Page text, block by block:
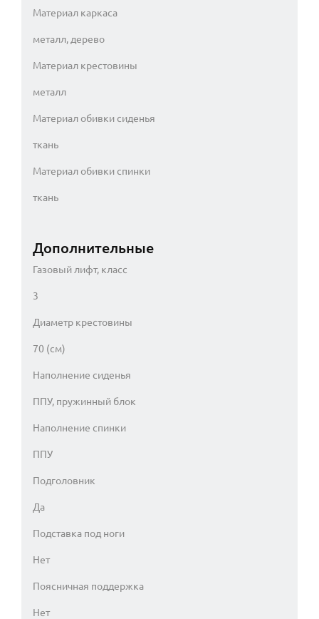
Материал каркаса
металл, дерево
Материал крестовины
металл
Материал обивки сиденья
ткань
Материал обивки спинки
ткань
Дополнительные
Газовый лифт, класс
3
Диаметр крестовины
70 (см)
Наполнение сиденья
ППУ, пружинный блок
Наполнение спинки
ППУ
Подголовник
Да
Подставка под ноги
Нет
Поясничная поддержка
Нет